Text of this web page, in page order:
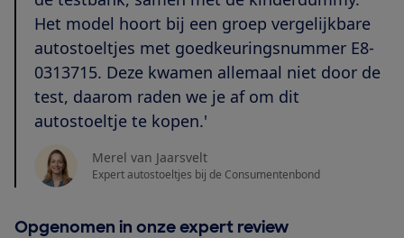
Het model hoort bij een groep vergelijkbare
autostoeltjes met goedkeuringsnummer E8-
0313715. Deze kwamen allemaal niet door de
test, daarom raden we je af om dit
autostoeltje te kopen.'
Merel van Jaarsvelt
Expert autostoeltjes bij de Consumentenbond
Opgenomen in onze expert review